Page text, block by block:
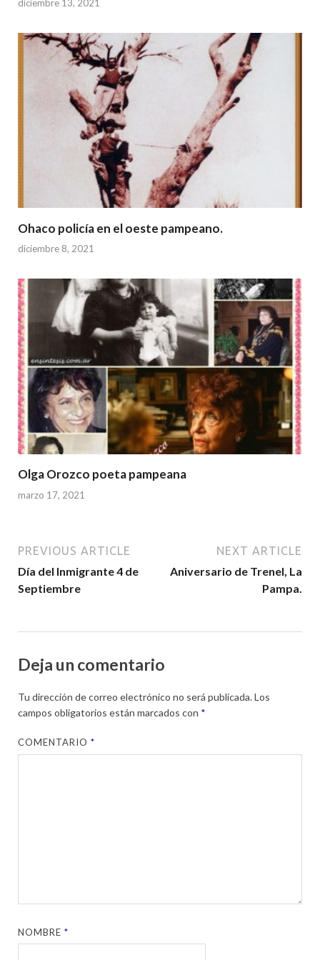
diciembre 13, 2021
Ohaco policía en el oeste pampeano.
diciembre 8, 2021
Olga Orozco poeta pampeana
marzo 17, 2021
PREVIOUS ARTICLE
Día del Inmigrante 4 de
Septiembre
NEXT ARTICLE
Aniversario de Trenel, La
Pampa.
Deja un comentario
Tu dirección de correo electrónico no será publicada.Los
campos obligatorios están marcados con *
COMENTARIO*
NOMBRE*